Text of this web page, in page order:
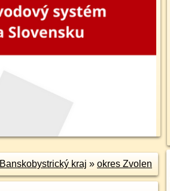
Banskobystrický kraj » okres Zvolen